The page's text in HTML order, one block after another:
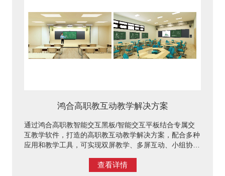
鸿合高职教互动教学解决方案
通过鸿合高职教智能交互黑板/智能交互平板结合专属交
互教学软件，打造的高职教互动教学解决方案，配合多种
应用和教学工具，可实现双屏教学、多屏互动、小组协
堂吸引力，提高学生学习积极性。支持小班化教学、混合
查看详情